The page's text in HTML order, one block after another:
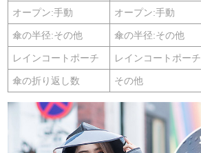
オープン:手動 オープン:手動
傘の半径:その他 傘の半径:その他
レインコートポーチ レインコートポーチ
傘の折り返し数 その他